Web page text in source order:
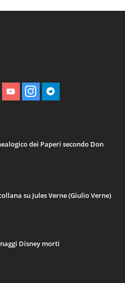
dei Paperi secondo Don
su Jules Verne (Giulio Verne)
Disney morti